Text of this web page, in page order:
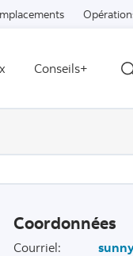
Conseils+
Coordonnées
Courriel: